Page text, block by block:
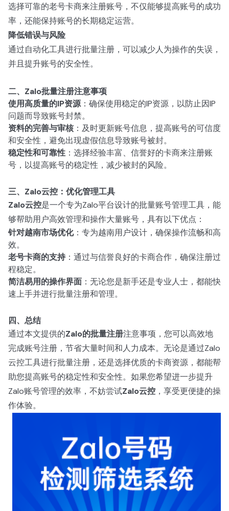
选择可靠的老号卡商来注册账号，不仅能够提高账号的成功
率，还能保持账号的长期稳定运营。
降低错误与风险
通过自动化工具进行批量注册，可以减少人为操作的失误，
并且提升账号的安全性。
二、Zalo批量注册注意事项
使用高质量的IP资源：确保使用稳定的IP资源，以防止因IP
问题而导致账号封禁。
资料的完善与审核：及时更新账号信息，提高账号的可信度
和安全性，避免出现虚假信息导致账号被封。
稳定性和可靠性 ：选择经验丰富、信誉好的卡商来注册账
号，以提高账号的稳定性，减少被封的风险。
三、Zalo云控：优化管理工具
Zalo云控是一个专为Zalo平台设计的批量账号管理工具，能
够帮助用户高效管理和操作大量账号，具有以下优点：
针对越南市场优化：专为越南用户设计，确保操作流畅和高
效。
老号卡商的支持 ：通过与信誉良好的卡商合作，确保注册过
程稳定。
简洁易用的操作界面 ：无论您是新手还是专业人士，都能快
速上手并进行批量注册和管理。
四、总结
通过本文提供的Zalo的批量注册注意事项，您可以高效地
完成账号注册，节省大量时间和人力成本。无论是通过Zalo
云控工具进行批量注册，还是选择优质的卡商资源，都能帮
助您提高账号的稳定性和安全性。如果您希望进一步提升
Zalo账号管理的效率，不妨尝试Zalo云控 ，享受更便捷的操
作体验。